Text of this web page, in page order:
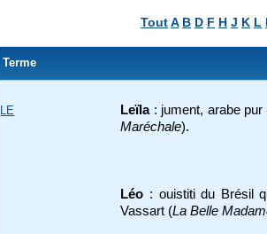
ToutA B D F H J K L
Terme
LE Leïla : jument, arabe
Maréchale).
Léo : ouistiti du Brésil
Vassart (La Belle